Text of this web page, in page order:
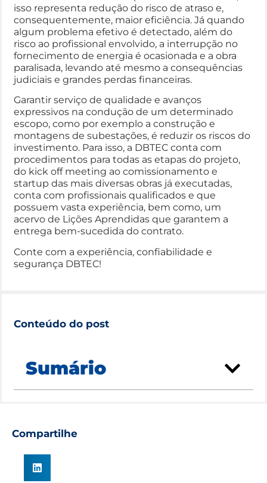
isso representa redução do risco de atraso e,
consequentemente, maior eficiência. Já quando
algum problema efetivo é detectado, além do
risco ao profissional envolvido, a interrupção no
fornecimento de energia é ocasionada e a obra
paralisada, levando até mesmo a consequências
judiciais e grandes perdas financeiras.
Garantir serviço de qualidade e avanços
expressivos na condução de um determinado
escopo, como por exemplo a construção e
montagens de subestações, é reduzir os riscos do
investimento. Para isso, a DBTEC conta com
procedimentos para todas as etapas do projeto,
do kick off meeting ao comissionamento e
startup das mais diversas obras já executadas,
conta com profissionais qualificados e que
possuem vasta experiência, bem como, um
acervo de Lições Aprendidas que garantem a
entrega bem-sucedida do contrato.
Conte com a experiência, confiabilidade e
segurança DBTEC!
Conteúdo do post
Sumário
Compartilhe